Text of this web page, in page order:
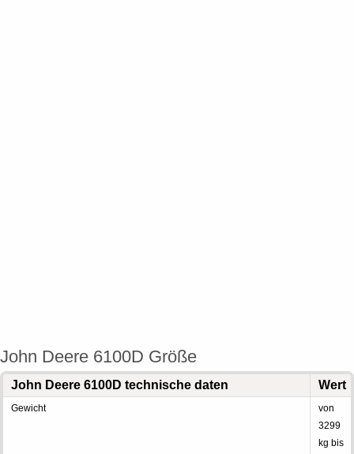
John Deere 6100D Größe
John Deere 6100D technische daten Wert
Gewicht
von
3299
kg bis